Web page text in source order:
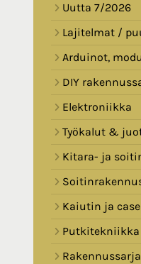
Uutta 7/2026
Lajitelmat /
Arduinot,
DIY rakennussarjat
Elektroniikka
Työkalut &
Kitara- ja
Kaiutin ja
Putkitekniikka